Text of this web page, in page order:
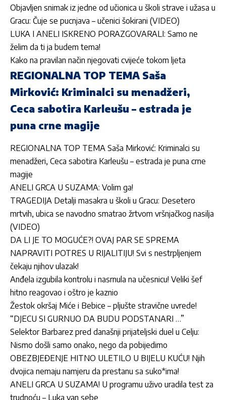
Objavljen snimak iz jedne od učionica u školi strave i užasa u
Gracu: Čuje se pucnjava – učenici šokirani (VIDEO)
LUKA I ANELI ISKRENO PORAZGOVARALI: Samo ne
želim da ti ja budem tema!
Kako na pravilan način njegovati cvijeće tokom ljeta
REGIONALNA TOP TEMA Saša
Mirković: Kriminalci su menadžeri,
Ceca sabotira Karleušu – estrada je
puna crne magije
REGIONALNA TOP TEMA Saša Mirković: Kriminalci su
menadžeri, Ceca sabotira Karleušu – estrada je puna crne
magije
ANELI GRCA U SUZAMA: Volim ga!
TRAGEDIJA Detalji masakra u školi u Gracu: Desetero
mrtvih, ubica se navodno smatrao žrtvom vršnjačkog nasilja
(VIDEO)
DA LI JE TO MOGUĆE?! OVAJ PAR SE SPREMA
NAPRAVITI POTRES U RIJALITIJU! Svi s nestrpljenjem
čekaju njihov ulazak!
Anđela izgubila kontrolu i nasrnula na učesnicu! Veliki šef
hitno reagovao i oštro je kaznio
Žestok okršaj Miće i Bebice – pljušte stravične uvrede!
“DJECU SI GURNUO DA BUDU PODSTANARI …”
Selektor Barbarez pred današnji prijateljski duel u Celju:
Nismo došli samo onako, nego da pobijedimo
OBEZBJEĐENJE HITNO ULETILO U BIJELU KUĆU! Njih
dvojica nemaju namjeru da prestanu sa suko*ima!
ANELI GRCA U SUZAMA! U programu uživo uradila test za
trudnoću – Luka van sebe